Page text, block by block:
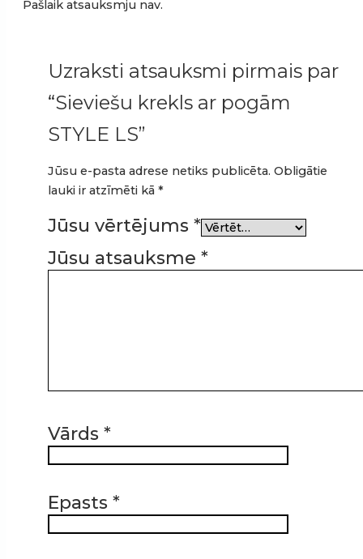
Pašlaik atsauksmju nav.
Uzraksti atsauksmi pirmais par
“Sieviešu krekls ar pogām
STYLE LS”
Jūsu e-pasta adrese netiks publicēta. Obligātie
lauki ir atzīmēti kā*
Jūsu vērtējums*
Jūsu atsauksme*
Vārds*
Epasts*